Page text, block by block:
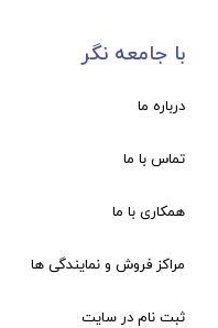
با جامعه نگر
درباره ما
تماس با ما
همکاری با ما
مراکز فروش و نمایندگی ها
ثبت نام در سایت